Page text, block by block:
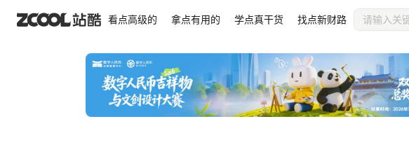
看点高级的 拿点有用的 学点真干货 找点新财路
2025设计作品集